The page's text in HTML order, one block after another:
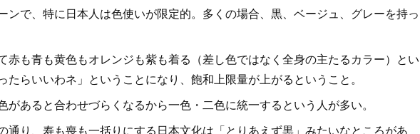
で、特に日本人は色使いが限定的。多くの場合、黒、ベージュ、グレーを持っ
も青も黄色もオレンジも紫も着る（差し色ではなく全身の主たるカラー）とい
たらいいわネ」ということになり、飽和上限量が上がるということ。
あると合わせづらくなるから一色・二色に統一するという人が多い。
り、寿も喪も一括りにする日本文化は「とりあえず黒」みたいなところがあ